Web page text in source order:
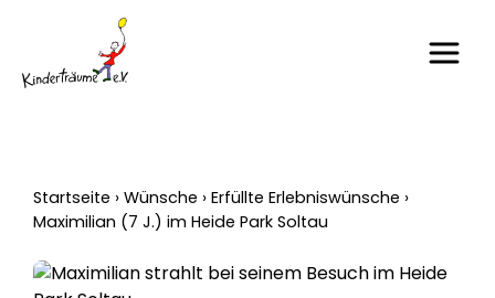
Startseite › Wünsche › Erfüllte Erlebniswünsche ›
Maximilian (7 J.) im Heide Park Soltau